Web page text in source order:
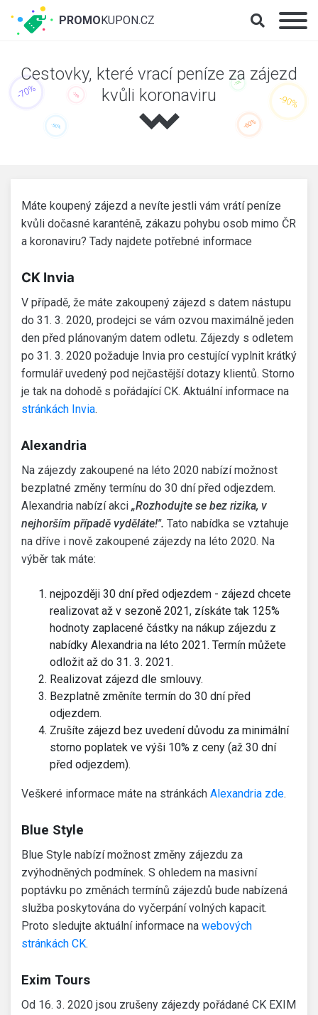
Cestovky, které vrací peníze za zájezd
kvůli koronaviru
Máte koupený zájezd a nevíte jestli vám vrátí peníze
kvůli dočasné karanténě, zákazu pohybu osob mimo ČR
a koronaviru? Tady najdete potřebné informace
CK Invia
V případě, že máte zakoupený zájezd s datem nástupu
do 31. 3. 2020, prodejci se vám ozvou maximálně jeden
den před plánovaným datem odletu. Zájezdy s odletem
po 31. 3. 2020 požaduje Invia pro cestující vyplnit krátký
formulář uvedený pod nejčastější dotazy klientů. Storno
je tak na dohodě s pořádající CK. Aktuální informace na
stránkách Invia.
Alexandria
Na zájezdy zakoupené na léto 2020 nabízí možnost
bezplatné změny termínu do 30 dní před odjezdem.
Alexandria nabízí akci „Rozhodujte se bez rizika, v
nejhorším případě vyděláte!". Tato nabídka se vztahuje
na dříve i nově zakoupené zájezdy na léto 2020. Na
výběr tak máte:
nejpozději 30 dní před odjezdem - zájezd chcete
realizovat až v sezoně 2021, získáte tak 125%
hodnoty zaplacené částky na nákup zájezdu z
nabídky Alexandria na léto 2021. Termín můžete
odložit až do 31. 3. 2021.
Realizovat zájezd dle smlouvy.
Bezplatně změníte termín do 30 dní před
odjezdem.
Zrušíte zájezd bez uvedení důvodu za minimální
storno poplatek ve výši 10% z ceny (až 30 dní
před odjezdem).
Veškeré informace máte na stránkách Alexandria zde.
Blue Style
Blue Style nabízí možnost změny zájezdu za
zvýhodněných podmínek. S ohledem na masivní
poptávku po změnách termínů zájezdů bude nabízená
služba poskytována do vyčerpání volných kapacit.
Proto sledujte aktuální informace na webových
stránkách CK.
Exim Tours
Od 16. 3. 2020 jsou zrušeny zájezdy pořádané CK EXIM
PROMOKUPON.CZ